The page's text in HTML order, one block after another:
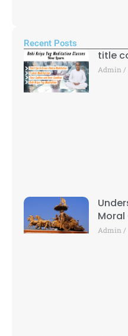
Recent Posts
title
Admin
Admin